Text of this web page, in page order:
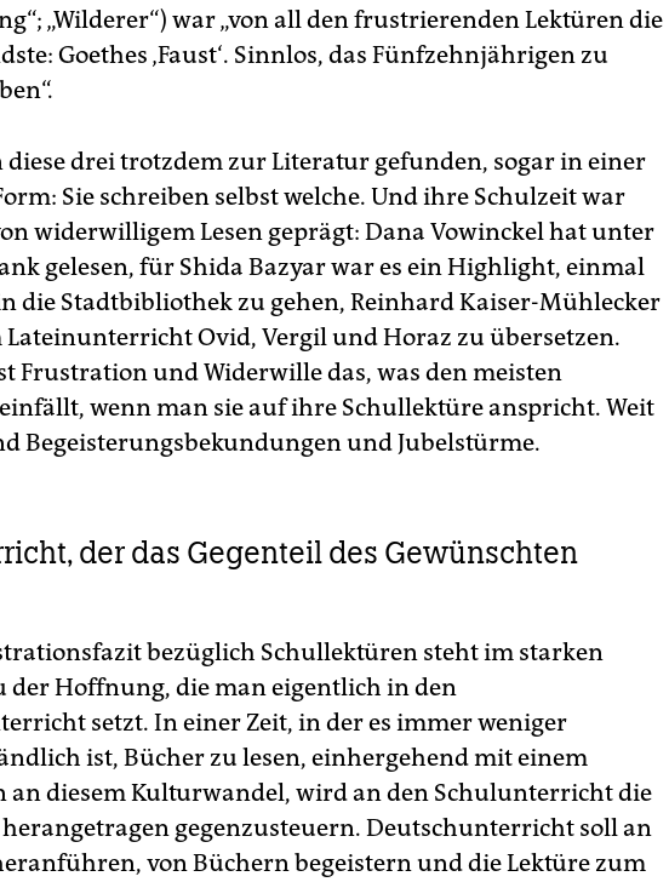
„Wilderer“) war „von all den frustrierenden Lektüren die
Goethes ‚Faust‘. Sinnlos, das Fünfzehnjährigen zu
diese drei trotzdem zur Literatur gefunden, sogar in einer
Sie ­schreiben selbst welche. Und ihre Schulzeit war
widerwilligem Lesen geprägt: Dana Vowinckel hat unter
gelesen, für Shida Bazyar war es ein Highlight, einmal
die Stadtbibliothek zu gehen, Reinhard Kaiser-Mühlecker
Lateinunterricht Ovid, Vergil und Horaz zu übersetzen.
Frustration und Widerwille das, was den meisten
wenn man sie auf ihre Schullektüre anspricht. Weit
Begeisterungsbekundungen und Jubelstürme.
der das Gegenteil des Gewünschten
bezüglich Schullektüren steht im starken
der Hoffnung, die man eigentlich in den
setzt. In einer Zeit, in der es immer weniger
ist, Bücher zu lesen, einhergehend mit einem
an diesem Kulturwandel, wird an den Schulunterricht die
gegenzusteuern. Deutschunterricht soll an
von Büchern begeistern und die Lektüre zum